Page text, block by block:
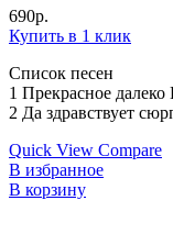
690р.
Купить в 1 клик
Список песен
1 Прекрасное
2 Да здравствует
Quick View Compare
В избранное
В корзину